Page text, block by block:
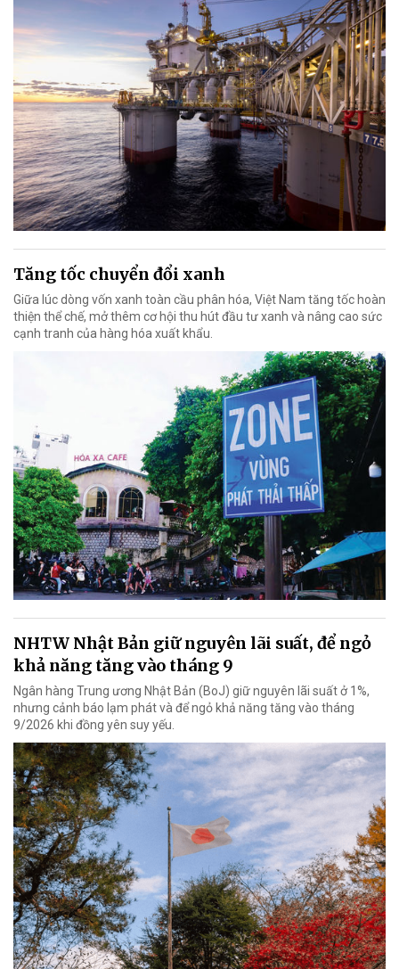
Tăng tốc chuyển đổi xanh
Giữa lúc dòng vốn xanh toàn cầu phân hóa, Việt Nam tăng tốc hoàn
thiện thể chế, mở thêm cơ hội thu hút đầu tư xanh và nâng cao sức
cạnh tranh của hàng hóa xuất khẩu.
NHTW Nhật Bản giữ nguyên lãi suất, để ngỏ
khả năng tăng vào tháng 9
Ngân hàng Trung ương Nhật Bản (BoJ) giữ nguyên lãi suất ở 1%,
nhưng cảnh báo lạm phát và để ngỏ khả năng tăng vào tháng
9/2026 khi đồng yên suy yếu.